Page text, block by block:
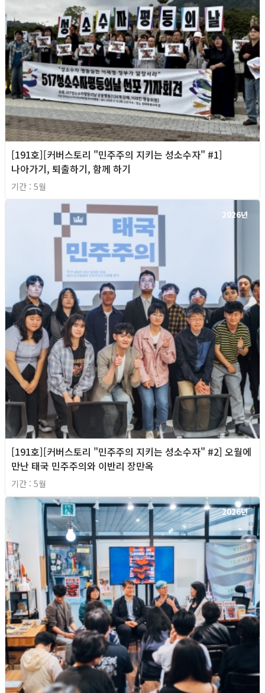
[191호][커버스토리 "민주주의 지키는 성소수자" #1]
나아가기, 퇴출하기, 함께 하기
기간 : 5월
2026년
[191호][커버스토리 "민주주의 지키는 성소수자" #2] 오월에
만난 태국 민주주의와 이반리 장만옥
기간 : 5월
2026년